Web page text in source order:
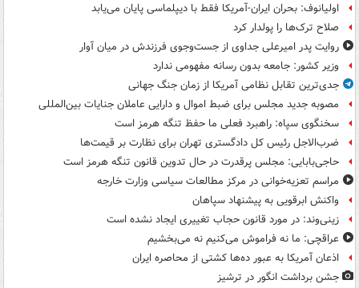
اولیانوف: بحران ایران-آمریکا فقط با دیپلماسی پایان می‌یابد
صلاح ترک‌ها را پولدار کرد
روایت پدر امیرعلی جداوی از جست‌وجوی فرزندش در میان آوار
وزیر کشور: جامعه بدون رسانه مفهومی ندارد
جدی‌ترین تقابل نظامی آمریکا از زمان جنگ جهانی
مصوبه جدید مجلس برای ضبط اموال و دارایی عاملان جنایات بین‌المللی
سخنگوی سپاه: راهبرد فعلی ما حفظ تنگه هرمز است
ضرب‌الاجل رئیس کل دادگستری تهران برای نظارت بر قیمت‌ها
حاجی‌بابایی: مجلس پرقدرت در حال تدوین قانون تنگه هرمز است
مراسم تعزیه‌خوانی در مرکز مطالعات سیاسی وزارت خارجه
واکنش ابرقویی به پیشنهاد سپاهان
زینی‌وند: در مورد قانون حجاب تغییری ایجاد نشده است
عراقچی: ما نه فراموش می‌کنیم نه می‌بخشیم
اذعان آمریکا به عبور ده‌ها کشتی از محاصره ایران
جشن برداشت انگور در ترشیز